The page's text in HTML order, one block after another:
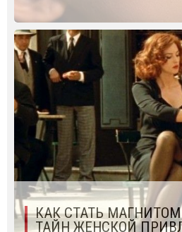
КАК СТАТЬ
ТАЙН ЖЕНСКОЙ